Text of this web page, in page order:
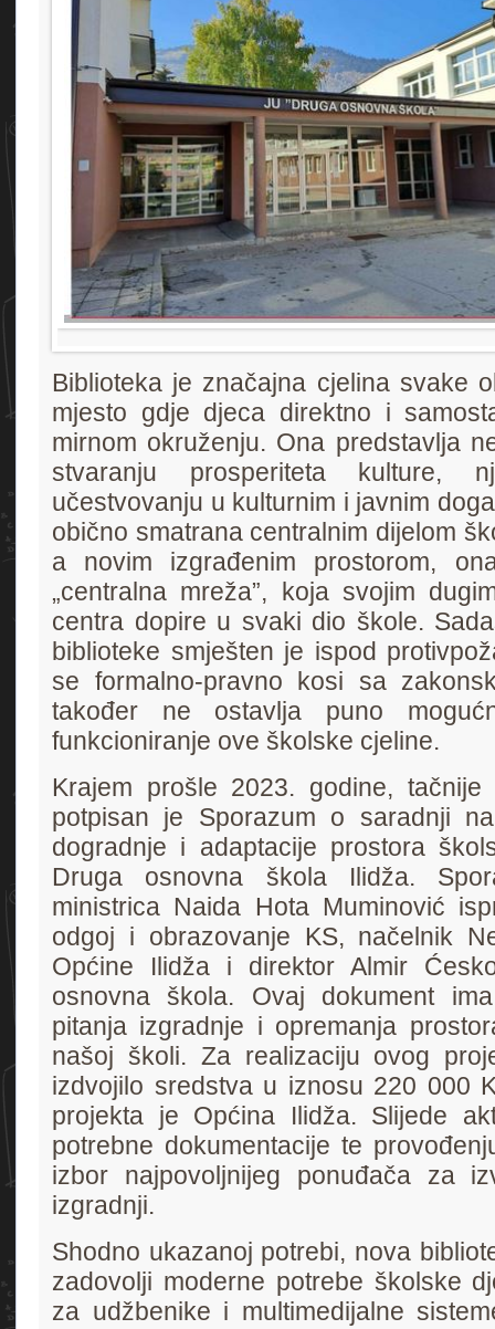
Biblioteka je značajna cjelina svake
mjesto gdje djeca direktno i
mirnom okruženju. Ona predstavlja
stvaranju prosperiteta kulture,
učestvovanju u kulturnim i javnim
obično smatrana centralnim dijelom
a novim izgrađenim prostorom,
„centralna mreža”, koja svojim
centra dopire u svaki dio škole.
biblioteke smješten je ispod
se formalno-pravno kosi sa
također ne ostavlja puno
funkcioniranje ove školske cjeline.
Krajem prošle 2023. godine, tačnije
potpisan je Sporazum o saradnji
dogradnje i adaptacije prostora
Druga osnovna škola Ilidža.
ministrica Naida Hota Muminović
odgoj i obrazovanje KS, načelnik
Općine Ilidža i direktor Almir
osnovna škola. Ovaj dokument
pitanja izgradnje i opremanja
našoj školi. Za realizaciju ovog
izdvojilo sredstva u iznosu 220 000
projekta je Općina Ilidža. Slijede
potrebne dokumentacije te
izbor najpovoljnijeg ponuđača za
izgradnji.
Shodno ukazanoj potrebi, nova
zadovolji moderne potrebe školske
za udžbenike i multimedijalne